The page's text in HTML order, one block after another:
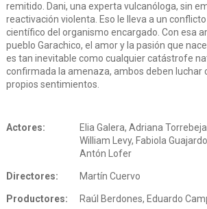
remitido. Dani, una experta vulcanóloga, sin
reactivación violenta. Eso le lleva a un
científico del organismo encargado. Con esa
pueblo Garachico, el amor y la pasión que
es tan inevitable como cualquier catástrofe
confirmada la amenaza, ambos deben luchar
propios sentimientos.
Actores:
Elia Galera, Adriana
William Levy, Fabiola
Antón Lofer
Directores: Martín Cuervo
Productores: Raúl Berdones, Eduardo